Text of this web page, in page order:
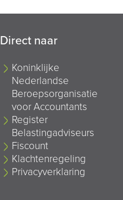
Direct naar
Koninklijke
Nederlandse
Beroepsorganisatie
voor Accountants
Register
Belastingadviseurs
Fiscount
Klachtenregeling
Privacyverklaring